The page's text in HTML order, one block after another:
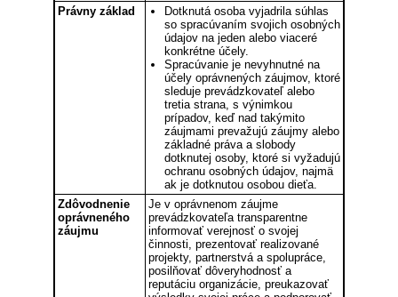
Právny základ
Dotknutá osoba vyjadrila súhlas
so spracúvaním svojich osobných
údajov na jeden alebo viaceré
konkrétne účely.
Spracúvanie je nevyhnutné na
účely oprávnených záujmov, ktoré
sleduje prevádzkovateľ alebo
tretia strana, s výnimkou
prípadov, keď nad takýmito
záujmami prevažujú záujmy alebo
základné práva a slobody
dotknutej osoby, ktoré si vyžadujú
ochranu osobných údajov, najmä
ak je dotknutou osobou dieťa.
Zdôvodnenie
oprávneného
záujmu
Je v oprávnenom záujme
prevádzkovateľa transparentne
informovať verejnosť o svojej
činnosti, prezentovať realizované
projekty, partnerstvá a spolupráce,
posilňovať dôveryhodnosť a
reputáciu organizácie, preukazovať